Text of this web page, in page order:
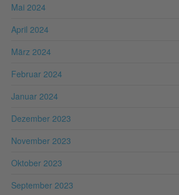
Mai 2024
April 2024
März 2024
Februar 2024
Januar 2024
Dezember 2023
November 2023
Oktober 2023
September 2023